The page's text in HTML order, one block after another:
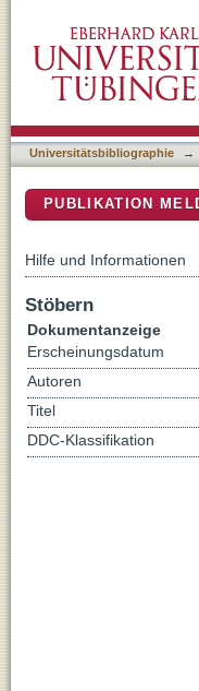
and domestic
Universitätsbibliographie →
PUBLIKATION
Hilfe und Informationen
Stöbern
Dokumentanzeige
Erscheinungsdatum
Autoren
Titel
DDC-Klassifikation